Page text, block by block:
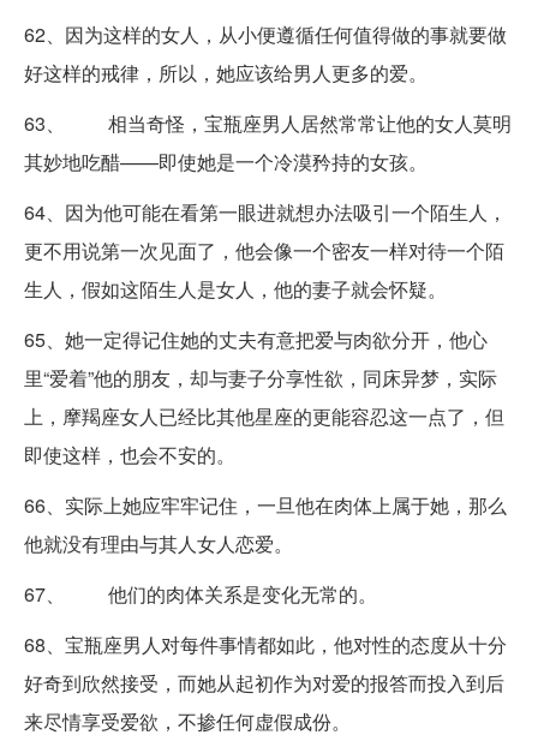
62、因为这样的女人，从小便遵循任何值得做的事就要做
好这样的戒律，所以，她应该给男人更多的爱。
63、 相当奇怪，宝瓶座男人居然常常让他的女人莫明
其妙地吃醋——即使她是一个冷漠矜持的女孩。
64、因为他可能在看第一眼进就想办法吸引一个陌生人，
更不用说第一次见面了，他会像一个密友一样对待一个陌
生人，假如这陌生人是女人，他的妻子就会怀疑。
65、她一定得记住她的丈夫有意把爱与肉欲分开，他心
里“爱着”他的朋友，却与妻子分享性欲，同床异梦，实际
上，摩羯座女人已经比其他星座的更能容忍这一点了，但
即使这样，也会不安的。
66、实际上她应牢牢记住，一旦他在肉体上属于她，那么
他就没有理由与其人女人恋爱。
67、 他们的肉体关系是变化无常的。
68、宝瓶座男人对每件事情都如此，他对性的态度从十分
好奇到欣然接受，而她从起初作为对爱的报答而投入到后
来尽情享受爱欲，不掺任何虚假成份。